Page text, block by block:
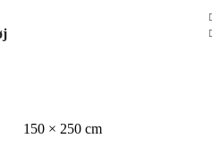
150 × 250 cm